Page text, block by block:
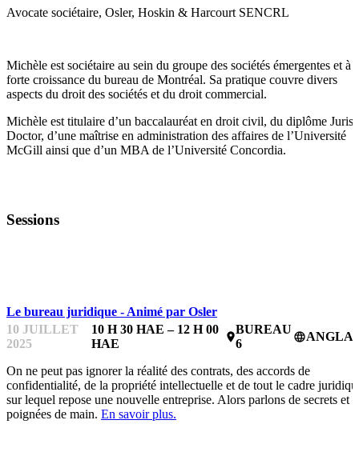
Avocate sociétaire, Osler, Hoskin & Harcourt SENCRL
Michèle est sociétaire au sein du groupe des sociétés émergentes et à
forte croissance du bureau de Montréal. Sa pratique couvre divers
aspects du droit des sociétés et du droit commercial.
Michèle est titulaire d’un baccalauréat en droit civil, du diplôme Juris
Doctor, d’une maîtrise en administration des affaires de l’Université
McGill ainsi que d’un MBA de l’Université Concordia.
Sessions
Le bureau juridique - Animé par Osler
10 JUILLET
2025
10 H 30 HAE – 12 H 00
HAE
place
BUREAU
6
language
On ne peut pas ignorer la réalité des contrats, des accords de
confidentialité, de la propriété intellectuelle et de tout le cadre
sur lequel repose une nouvelle entreprise. Alors parlons de secrets et
poignées de main. En savoir plus.